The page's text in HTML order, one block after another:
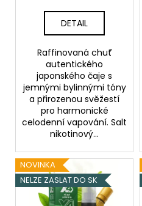
DETAIL
Raffinovaná chuť
autentického
japonského čaje s
jemnými bylinnými tóny
a přirozenou svěžestí
pro harmonické
celodenní vapování. Salt
nikotinový...
NOVINKA
NELZE ZASLAT DO SK